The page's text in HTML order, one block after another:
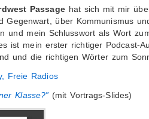
Passagehat sich mit mir
Gegenwart, über Kommunismus
und mein Schlusswort als Wort
ist mein erster richtiger Podcast-
und die richtigen Wörter zum
Freie Radios
Klasse?” (mit Vortrags-Slides)